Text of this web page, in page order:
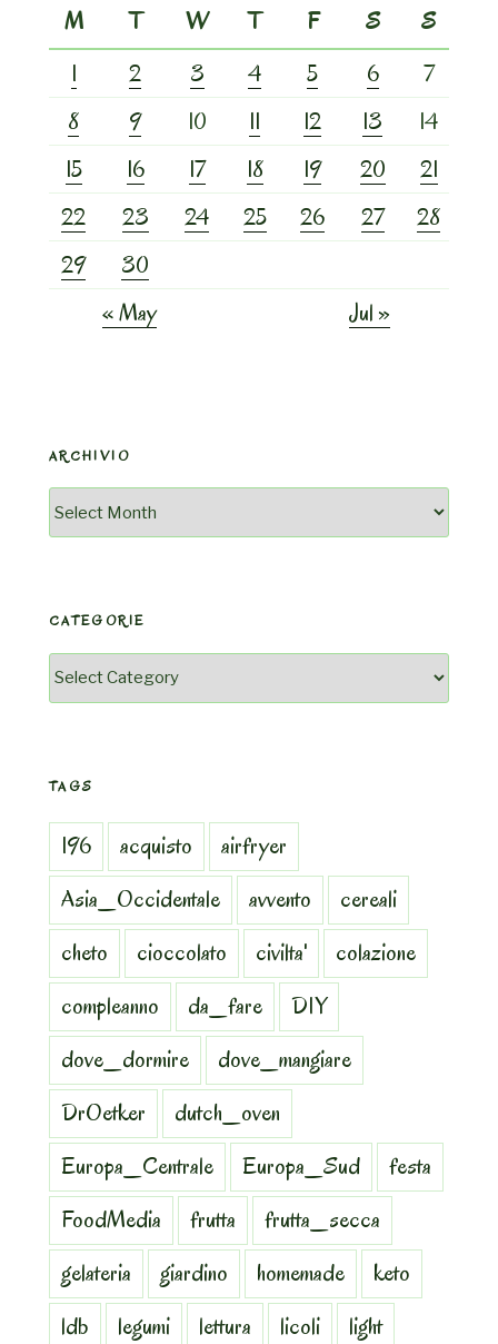
M
T W T F S
S
1
2 3 4 5 6
7
8
9 10 11 12 13
14
15
16 17 18 19 20
21
22
23 24 25 26 27
28
29
30
« May
Jul »
ARCHIVIO
Archivio
CATEGORIE
Categorie
TAGS
196 acquisto
airfryer
Asia_Occidentale
avvento
cereali
cheto
cioccolato civilta'
colazione
compleanno
da_fare
DIY
dove_dormire
dove_mangiare
DrOetker
dutch_oven
Europa_Centrale
Europa_Sud
festa
FoodMedia
frutta
frutta_secca
gelateria
giardino homemade
keto
ldb
legumi lettura licoli
light